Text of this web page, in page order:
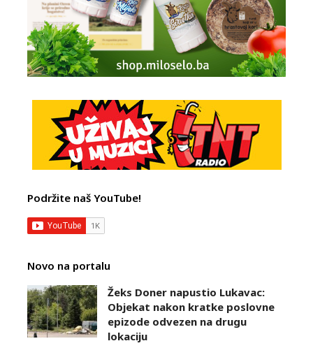
Podržite naš YouTube!
Novo na portalu
Žeks Doner napustio Lukavac:
Objekat nakon kratke poslovne
epizode odvezen na drugu
lokaciju